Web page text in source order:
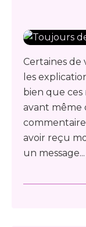
Certaines de
les
bien que ces
avant même
avoir reçu
un message...